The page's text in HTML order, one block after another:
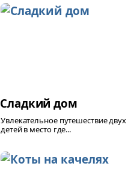
Сладкий дом
Увлекательное путешествие двух
детей в место где...